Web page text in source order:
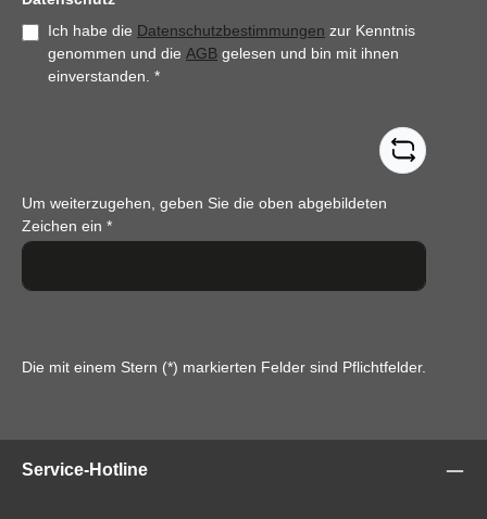
Ich habe die Datenschutzbestimmungen zur Kenntnis
genommen und die AGB gelesen und bin mit ihnen
einverstanden. *
Um weiterzugehen, geben Sie die oben abgebildeten
Zeichen ein *
Die mit einem Stern (*) markierten Felder sind Pflichtfelder.
Service-Hotline